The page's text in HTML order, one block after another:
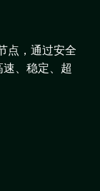
点，通过安全
、稳定、超